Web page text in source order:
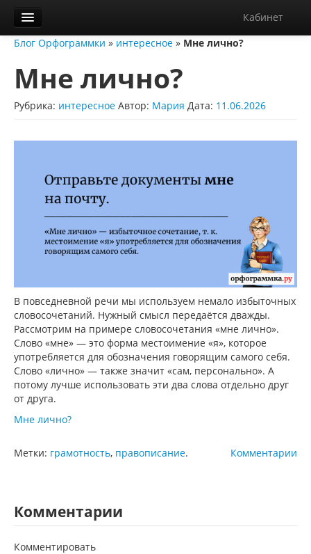
Кабинет
Орфограммка
Библиотека
Блог
Справка
Блог Орфограммки » интересное » Мне лично?
Мне лично?
Рубрика: интересное Автор: Мария Дата: 11.06.2026
В повседневной речи мы используем немало избыточных
словосочетаний. Нужный смысл передаётся дважды.
Рассмотрим на примере словосочетания «мне лично».
Слово «мне» — это форма местоимение «я», которое
употребляется для обозначения говорящим самого себя.
Слово «лично» — также значит «сам, персонально». А
потому лучше использовать эти два слова отдельно друг
от друга.
Мне лично?
Комментарии
Метки: грамотность, правописание.
Комментарии
Комментировать